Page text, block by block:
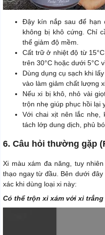
Đậy kín nắp sau để hạn
không bị khô cứng. Chỉ
thể giảm độ mềm.
Cất trữ ở nhiệt độ từ
trên 30°C hoặc dưới 5°C
Dùng dụng cụ sạch khi
vào làm giảm chất lượng
Nếu xi bị khô, nhỏ vài
trộn nhẹ giúp phục hồi lại
Với chai xịt nên lắc nhẹ,
tách lớp dung dịch, phủ
6. Câu hỏi thường gặp
Xi màu xám đa năng, tuy
thạo ngay từ đầu. Bên dưới
xác khi dùng loại xi này:
Có thể trộn xi xám với xi